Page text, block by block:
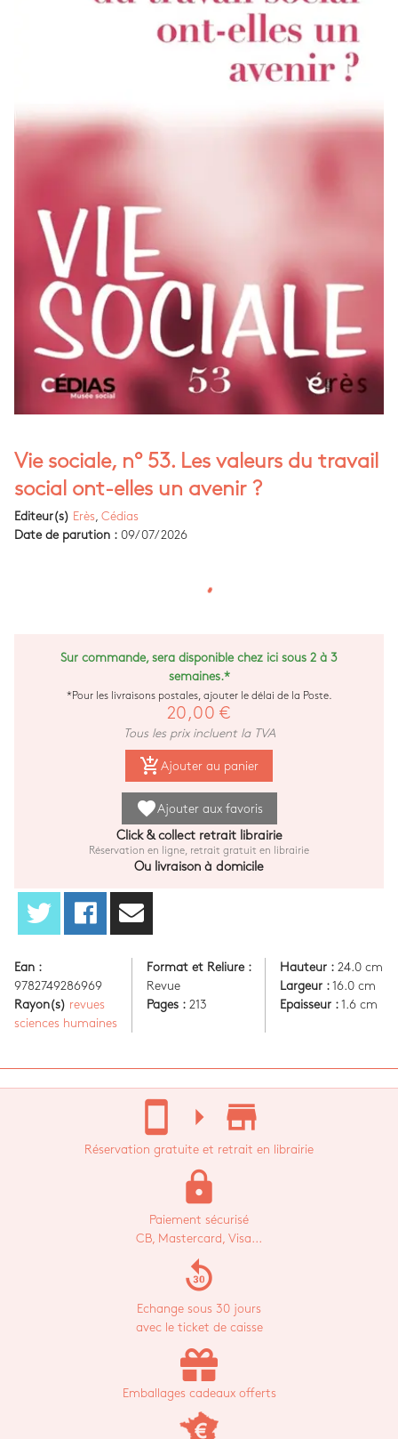
Vie sociale, n° 53. Les valeurs du travail
social ont-elles un avenir ?
Editeur(s) Erès Cédias
Date de parution : 09/07/2026
Sur commande, sera disponible chez ici sous 2 à 3
semaines.*
*Pour les livraisons postales, ajouter le délai de la Poste.
20,00 €
Tous les prix incluent la TVA
add_shopping_cart Ajouter au panier
favoriteAjouter aux favoris
Click & collect retrait librairie
Réservation en ligne, retrait gratuit en librairie
Ou livraison à domicile
Ean :
9782749286969
Rayon(s) revues
sciences humaines
Format et Reliure :
Revue
Pages : 213
Hauteur :24.0 cm
Largeur :16.0 cm
Epaisseur :1.6 cm
stay_current_portrait arrow_right store_mall_directory
Réservation gratuite et retrait en librairie
lock
Paiement sécurisé
CB, Mastercard, Visa...
replay_30
Echange sous 30 jours
avec le ticket de caisse
Emballages cadeaux offerts